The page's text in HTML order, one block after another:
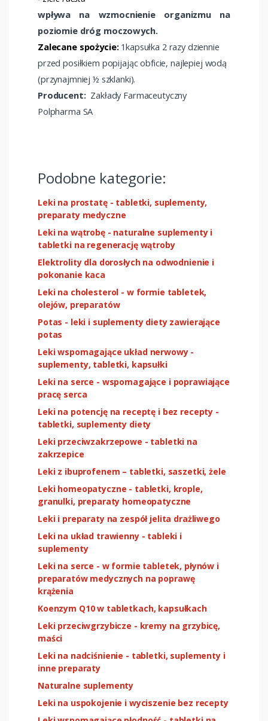
wpływa na wzmocnienie organizmu na
poziomie dróg moczowych.
Zalecane spożycie: 1kapsułka 2 razy dziennie
przed posiłkiem popijając obficie, najlepiej wodą
(przynajmniej ½ szklanki).
Producent: Zakłady Farmaceutyczny
Polpharma SA
Podobne kategorie:
Leki na prostatę - tabletki, suplementy,
preparaty medyczne
Leki na wątrobę - naturalne suplementy i
tabletki na regenerację wątroby
Elektrolity dla dorosłych na odwodnienie i
pokonanie kaca
Leki na cholesterol - w formie tabletek,
olejów, preparatów
Potas - leki i suplementy diety zawierające
potas
Leki wspomagające układ nerwowy -
suplementy, tabletki, kapsułki
Leki na serce - wspomagające i poprawiające
pracę serca
Leki na potencję na receptę i bez recepty -
tabletki, suplementy diety
Leki przeciwzakrzepowe - tabletki na
zakrzepice
Leki z ibuprofenem – tabletki, saszetki, żele
Leki homeopatyczne - tabletki, krople,
granulki, preparaty homeopatyczne
Leki i preparaty na zespół jelita drażliwego
Leki na układ trawienny - tableki i
suplementy
Leki na serce - w formie tabletek, płynów i
preparatów medycznych na poprawę
krążenia
Koenzym Q10 w tabletkach, kapsułkach
Leki przeciwgrzybicze - kremy na grzybicę,
maści
Leki na nadciśnienie - tabletki, suplementy i
inne preparaty
Naturalne suplementy
Leki na uspokojenie i wyciszenie bez recepty